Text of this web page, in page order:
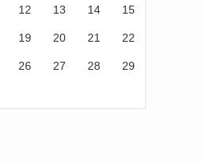
12 13 14 15
19 20 21 22
26 27 28 29